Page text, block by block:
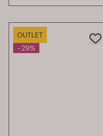
OUTLET
-29%